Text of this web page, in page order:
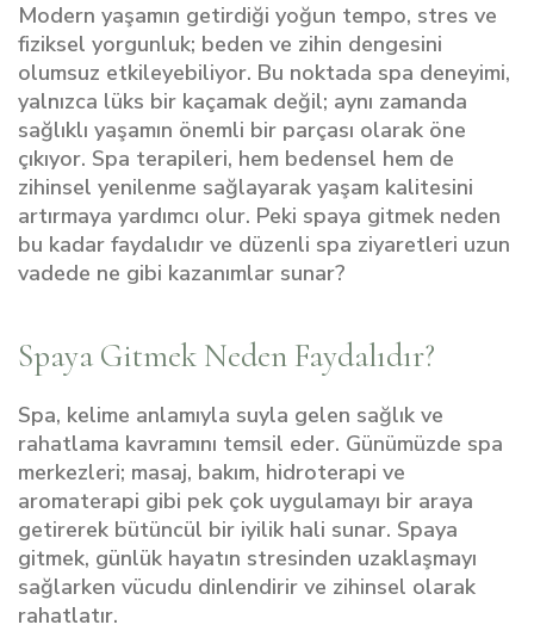
Modern yaşamın getirdiği yoğun tempo, stres ve
fiziksel yorgunluk; beden ve zihin dengesini
olumsuz etkileyebiliyor. Bu noktada spa deneyimi,
yalnızca lüks bir kaçamak değil; aynı zamanda
sağlıklı yaşamın önemli bir parçası olarak öne
çıkıyor. Spa terapileri, hem bedensel hem de
zihinsel yenilenme sağlayarak yaşam kalitesini
artırmaya yardımcı olur. Peki spaya gitmek neden
bu kadar faydalıdır ve düzenli spa ziyaretleri uzun
vadede ne gibi kazanımlar sunar?
Spaya Gitmek Neden Faydalıdır?
Spa, kelime anlamıyla suyla gelen sağlık ve
rahatlama kavramını temsil eder. Günümüzde spa
merkezleri; masaj, bakım, hidroterapi ve
aromaterapi gibi pek çok uygulamayı bir araya
getirerek bütüncül bir iyilik hali sunar. Spaya
gitmek, günlük hayatın stresinden uzaklaşmayı
sağlarken vücudu dinlendirir ve zihinsel olarak
rahatlatır.